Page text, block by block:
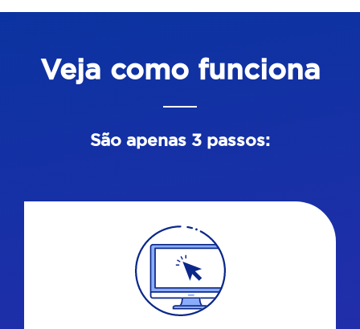
Veja como funciona
São apenas 3 passos: